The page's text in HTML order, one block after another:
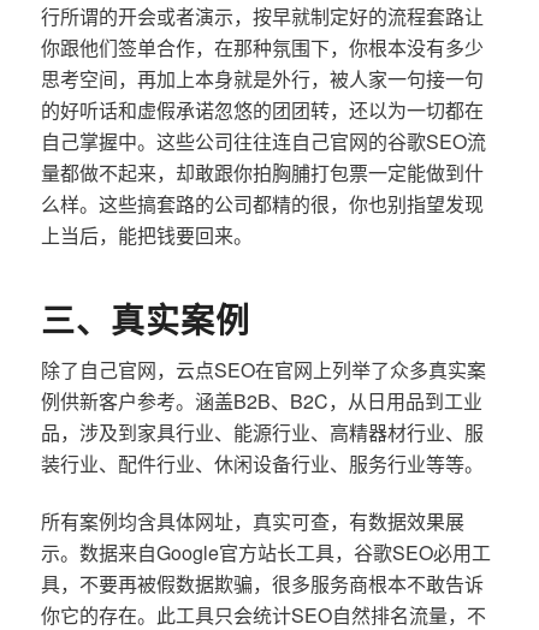
行所谓的开会或者演示，按早就制定好的流程套路让
你跟他们签单合作，在那种氛围下，你根本没有多少
思考空间，再加上本身就是外行，被人家一句接一句
的好听话和虚假承诺忽悠的团团转，还以为一切都在
自己掌握中。这些公司往往连自己官网的谷歌SEO流
量都做不起来，却敢跟你拍胸脯打包票一定能做到什
么样。这些搞套路的公司都精的很，你也别指望发现
上当后，能把钱要回来。
三、真实案例
除了自己官网，云点SEO在官网上列举了众多真实案
例供新客户参考。涵盖B2B、B2C，从日用品到工业
品，涉及到家具行业、能源行业、高精器材行业、服
装行业、配件行业、休闲设备行业、服务行业等等。
所有案例均含具体网址，真实可查，有数据效果展
示。数据来自Google官方站长工具，谷歌SEO必用工
具，不要再被假数据欺骗，很多服务商根本不敢告诉
你它的存在。此工具只会统计SEO自然排名流量，不